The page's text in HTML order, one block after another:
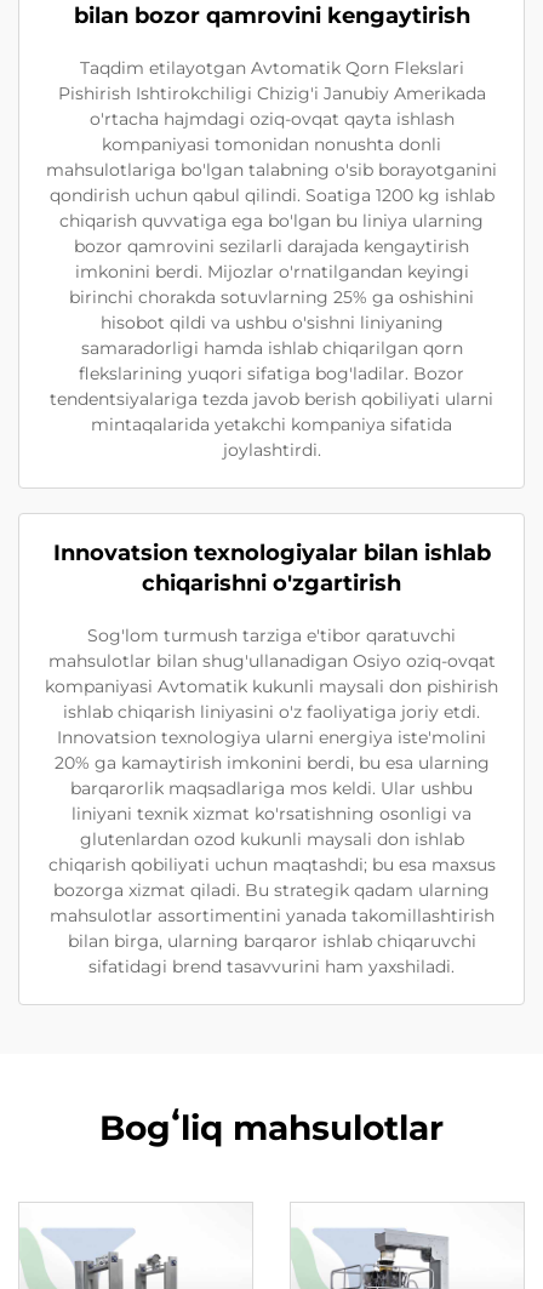
bilan bozor qamrovini kengaytirish
Taqdim etilayotgan Avtomatik Qorn Flekslari
Pishirish Ishtirokchiligi Chizig'i Janubiy Amerikada
o'rtacha hajmdagi oziq-ovqat qayta ishlash
kompaniyasi tomonidan nonushta donli
mahsulotlariga bo'lgan talabning o'sib borayotganini
qondirish uchun qabul qilindi. Soatiga 1200 kg ishlab
chiqarish quvvatiga ega bo'lgan bu liniya ularning
bozor qamrovini sezilarli darajada kengaytirish
imkonini berdi. Mijozlar o'rnatilgandan keyingi
birinchi chorakda sotuvlarning 25% ga oshishini
hisobot qildi va ushbu o'sishni liniyaning
samaradorligi hamda ishlab chiqarilgan qorn
flekslarining yuqori sifatiga bog'ladilar. Bozor
tendentsiyalariga tezda javob berish qobiliyati ularni
mintaqalarida yetakchi kompaniya sifatida
joylashtirdi.
Innovatsion texnologiyalar bilan ishlab
chiqarishni o'zgartirish
Sog'lom turmush tarziga e'tibor qaratuvchi
mahsulotlar bilan shug'ullanadigan Osiyo oziq-ovqat
kompaniyasi Avtomatik kukunli maysali don pishirish
ishlab chiqarish liniyasini o'z faoliyatiga joriy etdi.
Innovatsion texnologiya ularni energiya iste'molini
20% ga kamaytirish imkonini berdi, bu esa ularning
barqarorlik maqsadlariga mos keldi. Ular ushbu
liniyani texnik xizmat ko'rsatishning osonligi va
glutenlardan ozod kukunli maysali don ishlab
chiqarish qobiliyati uchun maqtashdi; bu esa maxsus
bozorga xizmat qiladi. Bu strategik qadam ularning
mahsulotlar assortimentini yanada takomillashtirish
bilan birga, ularning barqaror ishlab chiqaruvchi
sifatidagi brend tasavvurini ham yaxshiladi.
Bogʻliq mahsulotlar